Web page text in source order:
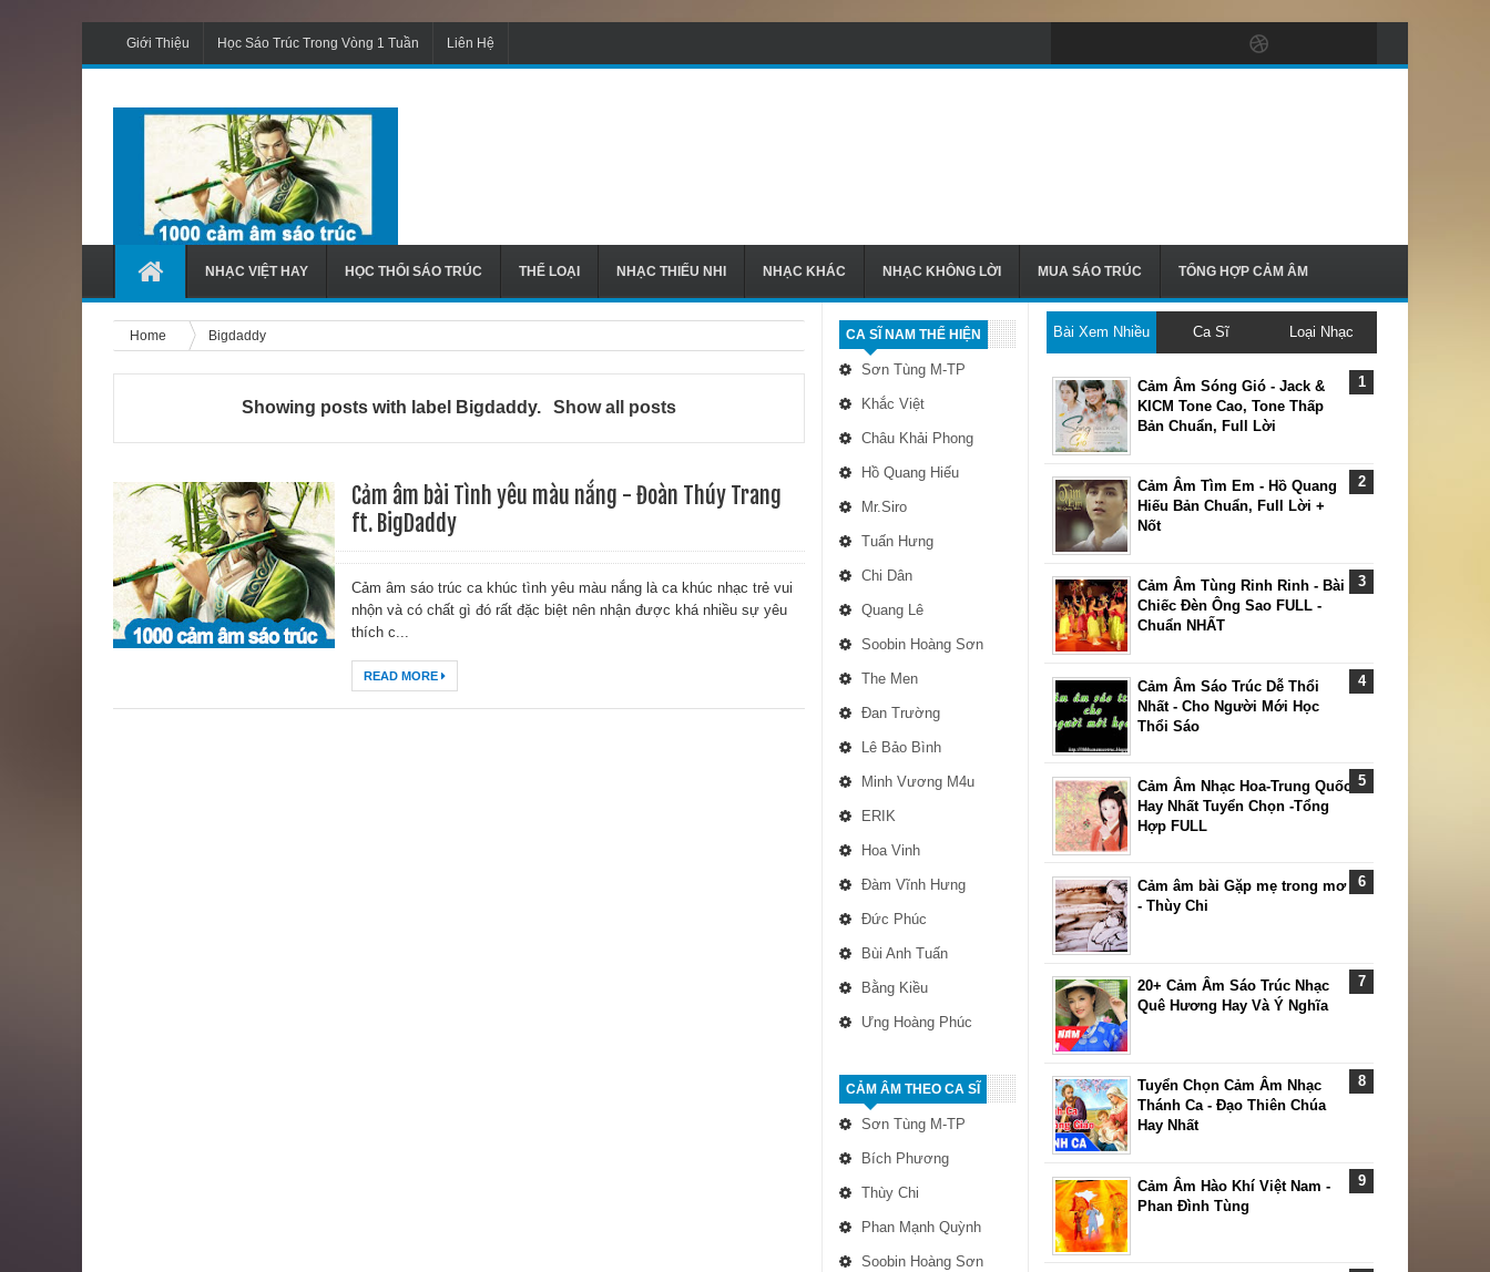
Giới Thiệu Học Sáo Trúc Trong Vòng 1 Tuần Liên Hệ
NHẠC VIỆT HAY HỌC THỔI SÁO TRÚC THỂ LOẠI NHẠC THIẾU NHI NHẠC KHÁC NHẠC KHÔNG LỜI MUA SÁO TRÚC TỔNG HỢP CẢM ÂM
CA SĨ NAM THỂ HIỆN
Sơn Tùng M-TP
Khắc Việt
Châu Khải Phong
Hồ Quang Hiếu
Mr.Siro
Tuấn Hưng
Chi Dân
Quang Lê
Soobin Hoàng Sơn
The Men
Đan Trường
Lê Bảo Bình
Minh Vương M4u
ERIK
Hoa Vinh
Đàm Vĩnh Hưng
Đức Phúc
Bùi Anh Tuấn
Bằng Kiều
Ưng Hoàng Phúc
CẢM ÂM THEO CA SĨ
Sơn Tùng M-TP
Bích Phương
Thùy Chi
Phan Mạnh Quỳnh
Soobin Hoàng Sơn
Home Bigdaddy
Showing posts with label Bigdaddy. Show all posts
Cảm âm bài Tình yêu màu nắng - Đoàn Thúy Trang
ft. BigDaddy
Cảm âm sáo trúc ca khúc tình yêu màu nắng là ca khúc nhạc trẻ vui
nhộn và có chất gì đó rất đặc biệt nên nhận được khá nhiều sự yêu
thích c...
READ MORE
Bài Xem Nhiều Ca Sĩ Loại Nhạc
Cảm Âm Sóng Gió - Jack &
KICM Tone Cao, Tone Thấp
Bản Chuẩn, Full Lời
Cảm Âm Tìm Em - Hồ Quang
Hiếu Bản Chuẩn, Full Lời +
Nốt
Cảm Âm Tùng Rinh Rinh - Bài
Chiếc Đèn Ông Sao FULL -
Chuẩn NHẤT
Cảm Âm Sáo Trúc Dễ Thổi
Nhất - Cho Người Mới Học
Thổi Sáo
Cảm Âm Nhạc Hoa-Trung Quốc
Hay Nhất Tuyển Chọn -Tổng
Hợp FULL
Cảm âm bài Gặp mẹ trong mơ
- Thùy Chi
20+ Cảm Âm Sáo Trúc Nhạc
Quê Hương Hay Và Ý Nghĩa
Tuyển Chọn Cảm Âm Nhạc
Thánh Ca - Đạo Thiên Chúa
Hay Nhất
Cảm Âm Hào Khí Việt Nam -
Phan Đình Tùng